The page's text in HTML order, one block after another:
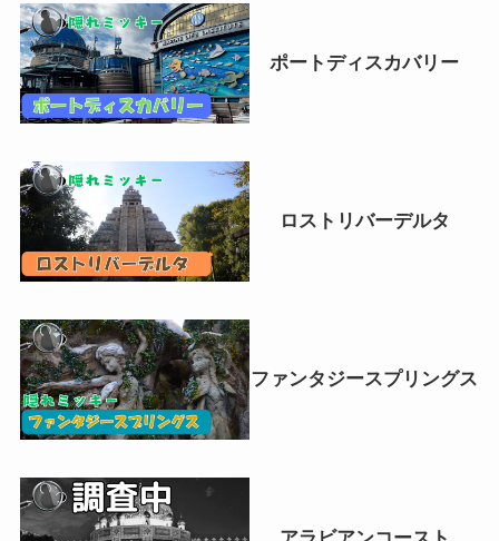
ポートディスカバリー
ロストリバーデルタ
ファンタジースプリングス